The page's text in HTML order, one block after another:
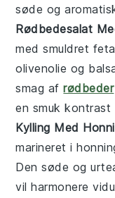
søde og
Rødbedesalat
med smuldret feta
olivenolie og
smag afrødbeder
en smuk
Kylling Med
marineret i
Den søde og
vil harmonere